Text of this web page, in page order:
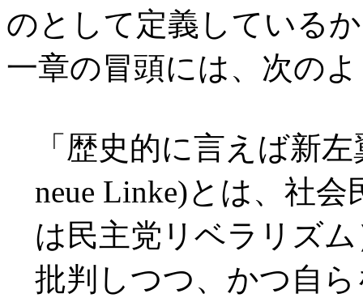
のとして定義している
一章の冒頭には、次の
「歴史的に言えば新左
neue Linke)とは、社
は民主党リベラリズ
批判しつつ、かつ自